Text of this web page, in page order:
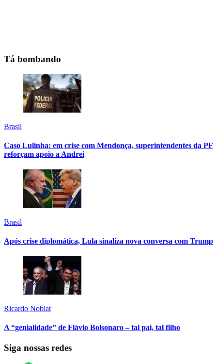
Tá bombando
Brasil
Caso Lulinha: em crise com Mendonça, superintendentes da PF
reforçam apoio a Andrei
Brasil
Após crise diplomática, Lula sinaliza nova conversa com Trump
Ricardo Noblat
A “genialidade” de Flávio Bolsonaro – tal pai, tal filho
Siga nossas redes